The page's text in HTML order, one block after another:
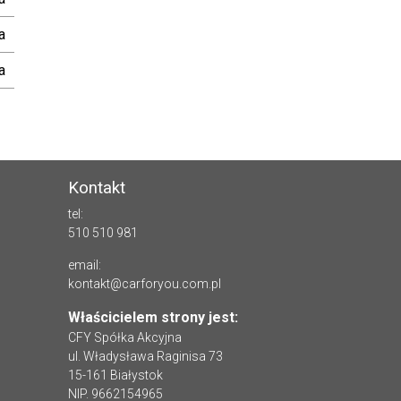
Kontakt
tel:
510 510 981
email:
kontakt@carforyou.com.pl
Właścicielem strony jest:
CFY Spółka Akcyjna
ul. Władysława Raginisa 73
15-161 Białystok
NIP. 9662154965